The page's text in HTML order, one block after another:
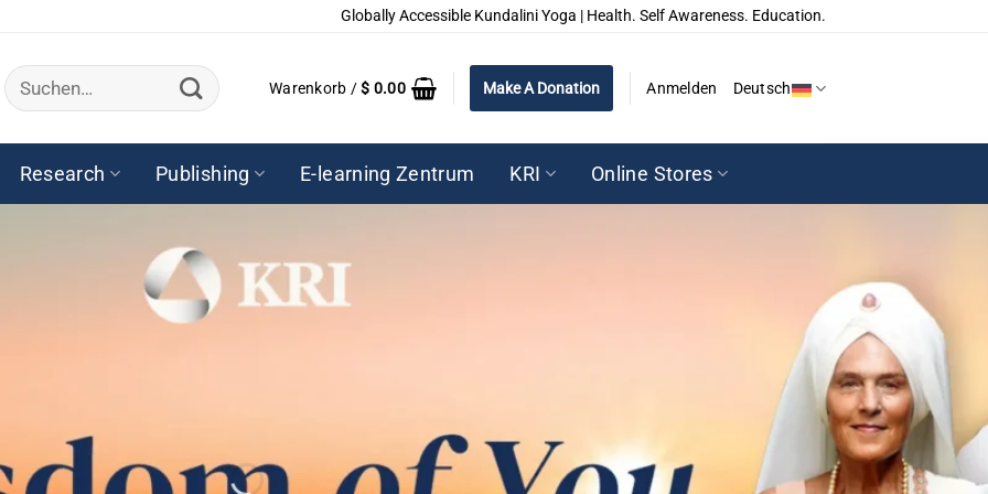
Globally Accessible Kundalini Yoga | Health. Self Awareness. Education.
Suchen
nach:
Warenkorb /$ 0.00 Make A Donation Anmelden Deutsch
Research Publishing E-learning Zentrum KRI Online Stores